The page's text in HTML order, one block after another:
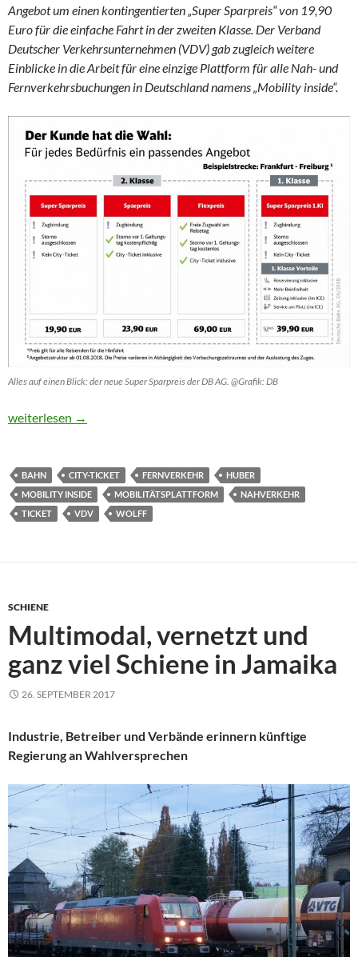
Angebot um einen kontingentierten „Super Sparpreis“ von 19,90
Euro für die einfache Fahrt in der zweiten Klasse. Der Verband
Deutscher Verkehrsunternehmen (VDV) gab zugleich weitere
Einblicke in die Arbeit für eine einzige Plattform für alle Nah- und
Fernverkehrsbuchungen in Deutschland namens „Mobility inside“.
Alles auf einen Blick: der neue Super Sparpreis der DB AG. @Grafik: DB
„Ein Ticket für die ganze Reise“ rückt näher
weiterlesen →
BAHN CITY-TICKET FERNVERKEHR
HUBER
MOBILITY INSIDE
MOBILITÄTSPLATTFORM
NAHVERKEHR
TICKET
VDV WOLFF
SCHIENE
Multimodal, vernetzt und
ganz viel Schiene in Jamaika
26. SEPTEMBER 2017
Industrie, Betreiber und Verbände erinnern künftige
Regierung an Wahlversprechen